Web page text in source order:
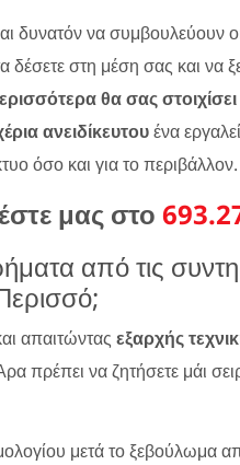
δυνατόν να συμβουλεύουν
δέσετε στη μέση σας και να
θα σας στοιχίσει
ανειδίκευτουένα
όσο και για το περιβάλλον.
μας στο
από τις
απαιτώντας εξαρχής
πρέπει να ζητήσετε μάι
μετά το ξεβούλωμα